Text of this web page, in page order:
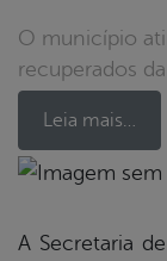
O município atingiu a marca dos 8.578 pacientes
recuperados
Leia mais…
A Secretaria